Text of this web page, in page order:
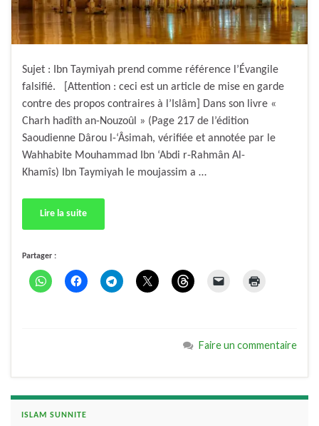
Sujet : Ibn Taymiyah prend comme référence l’Évangile
falsifié. [Attention : ceci est un article de mise en garde
contre des propos contraires à l’Islâm] Dans son livre «
Charh hadîth an-Nouzoûl » (Page 217 de l’édition
Saoudienne Dârou l-‘Âsimah, vérifiée et annotée par le
Wahhabite Mouhammad Ibn ‘Abdi r-Rahmân Al-
Khamîs) Ibn Taymiyah le moujassim a …
Lire la suite
Partager :
Faire un commentaire
ISLAM SUNNITE